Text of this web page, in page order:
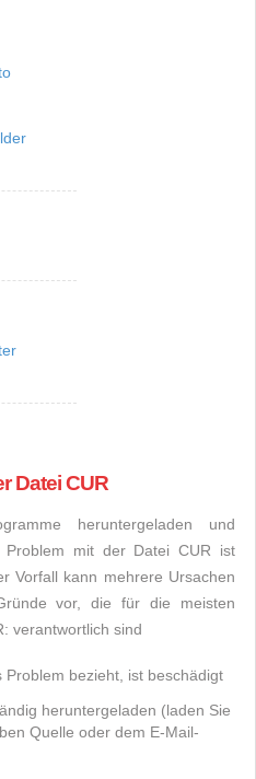
Datei CUR
heruntergeladen und
mit der Datei CUR ist
Vorfall kann mehrere Ursachen
vor, die für die meisten
verantwortlich sind
Problem bezieht, ist beschädigt
heruntergeladen (laden Sie
Quelle oder dem E-Mail-